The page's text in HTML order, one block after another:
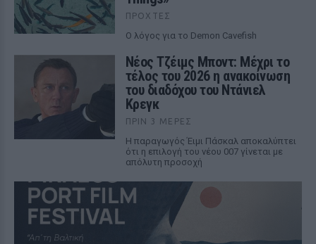
ΠΡΟΧΤΈΣ
Ο λόγος για το Demon Cavefish
Νέος Τζέιμς Μποντ: Μέχρι το
τέλος του 2026 η ανακοίνωση
του διαδόχου του Ντάνιελ
Κρεγκ
ΠΡΙΝ 3 ΜΈΡΕΣ
Η παραγωγός Έιμι Πάσκαλ αποκαλύπτει
ότι η επιλογή του νέου 007 γίνεται με
απόλυτη προσοχή